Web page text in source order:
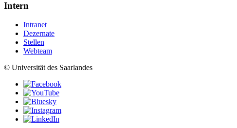
Intern
Intranet
Dezernate
Stellen
Webteam
© Universität des Saarlandes